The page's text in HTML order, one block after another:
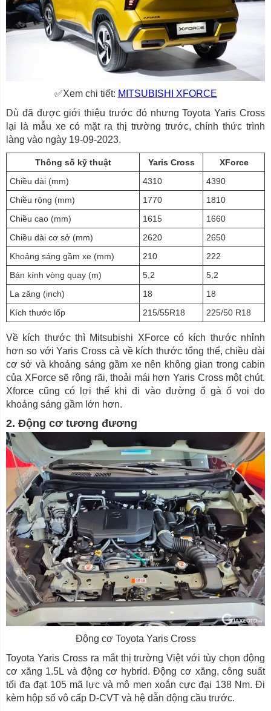
✅Xem chi tiết: MITSUBISHI XFORCE
Dù đã được giới thiệu trước đó nhưng Toyota Yaris Cross
lại là mẫu xe có mặt ra thị trường trước, chính thức trình
làng vào ngày 19-09-2023.
Thông số kỹ thuật Yaris Cross
XForce
Chiều dài (mm)
4310
4390
Chiều rộng (mm)
1770
1810
Chiều cao (mm)
1615
1660
Chiều dài cơ sở (mm)
2620
2650
Khoảng sáng gầm xe (mm)
210
222
Bán kính vòng quay (m)
5,2
5,2
La zăng (inch)
18
18
Kích thước lốp
215/55R18 225/50 R18
Về kích thước thì Mitsubishi XForce có kích thước nhỉnh
hơn so với Yaris Cross cả về kích thước tổng thể, chiều dài
cơ sở và khoảng sáng gầm xe nên không gian trong cabin
của XForce sẽ rộng rãi, thoải mái hơn Yaris Cross một chút.
Xforce cũng có lợi thế khi đi vào đường ổ gà ổ voi do
khoảng sáng gầm lớn hơn.
2. Động cơ tương đương
Động cơ Toyota Yaris Cross
Toyota Yaris Cross ra mắt thị trường Việt với tùy chọn động
cơ xăng 1.5L và động cơ hybrid. Động cơ xăng, công suất
tối đa đạt 105 mã lực và mô men xoắn cực đại 138 Nm. Đi
kèm hộp số vô cấp D-CVT và hệ dẫn động cầu trước.